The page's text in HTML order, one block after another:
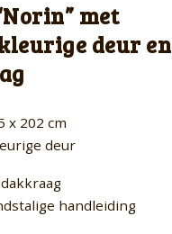
met
deur en
x 202 cm
deur
handleiding